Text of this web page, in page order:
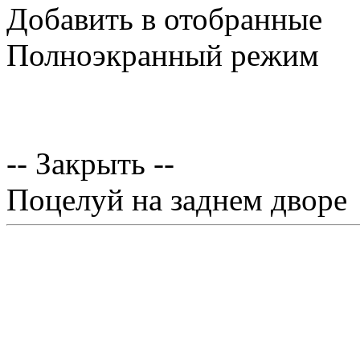
Добавить в отобранные
Полноэкранный режим
-- Закрыть --
Поцелуй на заднем дворе